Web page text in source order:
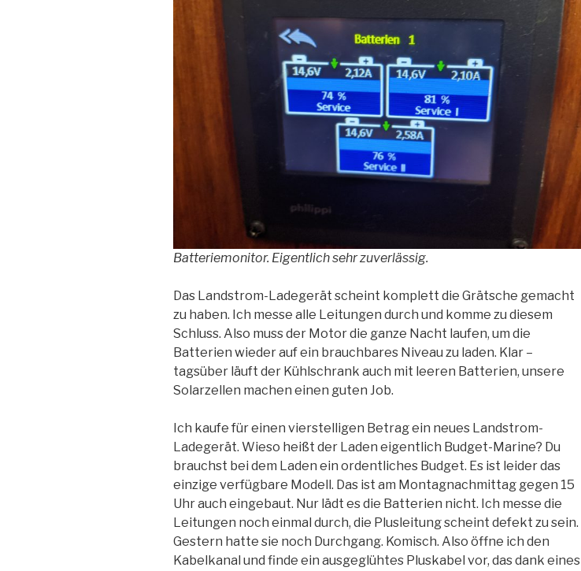
Batteriemonitor. Eigentlich sehr zuverlässig.
Das Landstrom-Ladegerät scheint komplett die Grätsche gemacht
zu haben. Ich messe alle Leitungen durch und komme zu diesem
Schluss. Also muss der Motor die ganze Nacht laufen, um die
Batterien wieder auf ein brauchbares Niveau zu laden. Klar –
tagsüber läuft der Kühlschrank auch mit leeren Batterien, unsere
Solarzellen machen einen guten Job.
Ich kaufe für einen vierstelligen Betrag ein neues Landstrom-
Ladegerät. Wieso heißt der Laden eigentlich Budget-Marine? Du
brauchst bei dem Laden ein ordentliches Budget. Es ist leider das
einzige verfügbare Modell. Das ist am Montagnachmittag gegen 15
Uhr auch eingebaut. Nur lädt es die Batterien nicht. Ich messe die
Leitungen noch einmal durch, die Plusleitung scheint defekt zu sein.
Gestern hatte sie noch Durchgang. Komisch. Also öffne ich den
Kabelkanal und finde ein ausgeglühtes Pluskabel vor, das dank eines